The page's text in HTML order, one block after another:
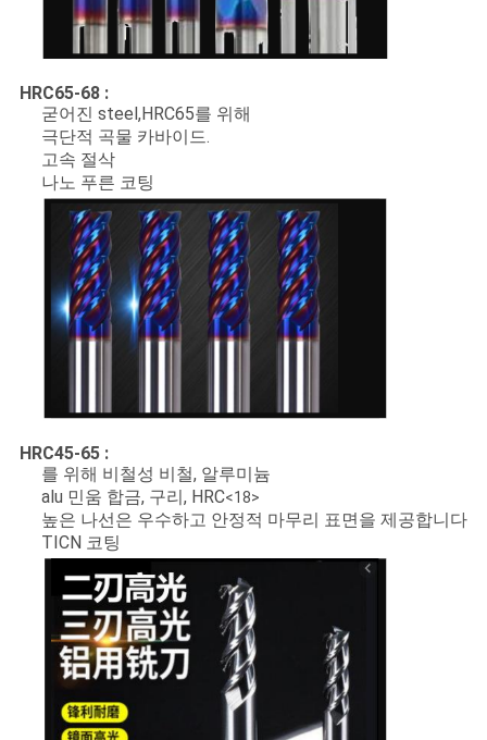
HRC65-68 :
굳어진 steel,HRC65를 위해
극단적 곡물 카바이드.
고속 절삭
나노 푸른 코팅
HRC45-65 :
를 위해 비철성 비철, 알루미늄
alu 민움 합금, 구리, HRC<18>
높은 나선은 우수하고 안정적 마무리 표면을 제공합니다
TICN 코팅